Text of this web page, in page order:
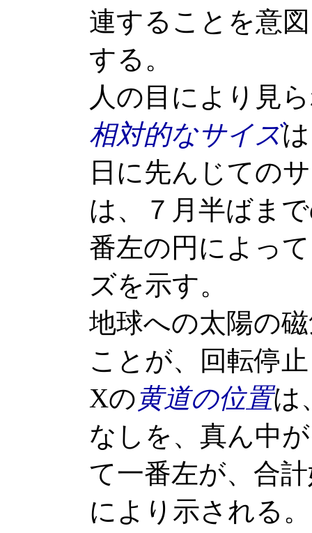
連することを意
する。
人の目により見
相対的なサイズ
日に先んじての
は、７月半ばま
番左の円によっ
ズを示す。
地球への太陽の
ことが、回転停
Xの黄道の位置は
なしを、真ん中
て一番左が、合
により示される